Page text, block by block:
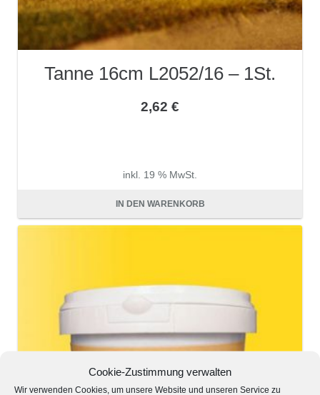
Cookie-Zustimmung verwalten
Wir verwenden Cookies, um unsere Website und unseren Service zu
Tanne 16cm L2052/16 – 1St.
2,62 €
inkl. 19 % MwSt.
zzgl.Versandkosten
IN DEN WARENKORB